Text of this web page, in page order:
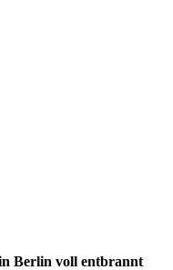
Berlin voll entbrannt